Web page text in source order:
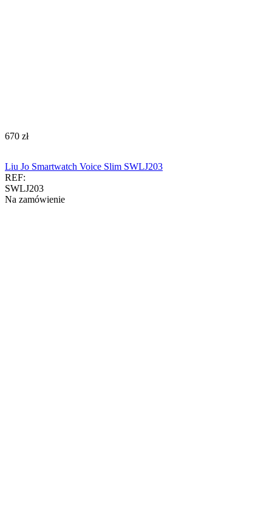
‍670‍ zł
Liu Jo Smartwatch Voice Slim SWLJ203
REF:
SWLJ203
Na zamówienie